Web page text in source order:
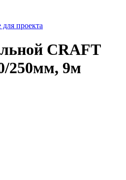
проекта
CRAFT
250мм, 9м